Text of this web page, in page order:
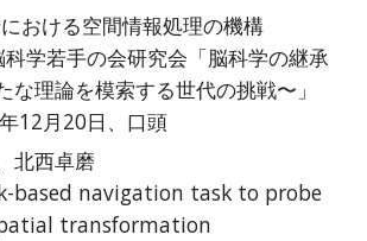
おける空間情報処理の機構
学若手の会研究会「脳科学の継承
な理論を模索する世代の挑戦〜」
12月20日、口頭
北西卓磨
based navigation task to probe
transformation